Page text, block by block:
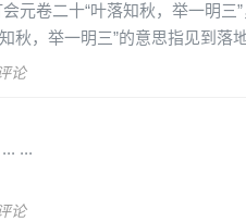
元卷二十“叶落知秋，举一明三
秋，举一明三”的意思指见到落
论
论